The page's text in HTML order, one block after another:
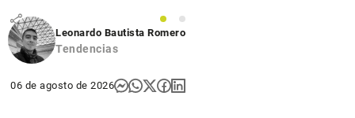
share 1
2
Leonardo Bautista Romero
Tendencias
06 de agosto de 2026